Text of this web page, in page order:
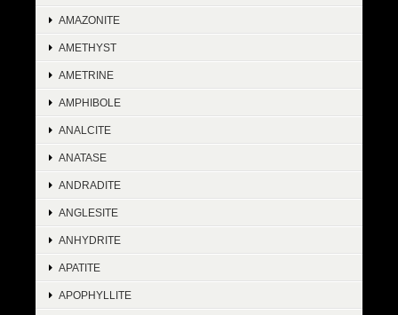
AMAZONITE
AMETHYST
AMETRINE
AMPHIBOLE
ANALCITE
ANATASE
ANDRADITE
ANGLESITE
ANHYDRITE
APATITE
APOPHYLLITE